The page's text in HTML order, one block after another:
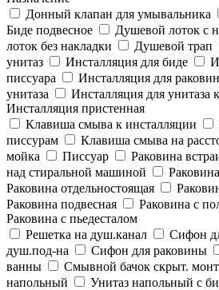
Донный клапан для умывальника
Биде подвесное
Душевой лоток с
лоток без накладки
Душевой трап
унитаз
Инсталляция для биде
писсуара
Инсталляция для
унитаза
Инсталляция для унитаза
Инсталляция пристенная
Клавиша смыва к инсталляции
писсурам
Клавиша смыва на
мойка
Писсуар Раковина
над стиральной машиной
Раковина отдельностоящая
Раковина подвесная
Раковина с
Раковина с пьедесталом
Решетка на душ.канал
Сифон
душ.под-на
Сифон для раковины
ванны
Смывной бачок скрыт.
напольный
Унитаз напольный с